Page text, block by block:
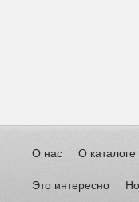
О нас О каталоге
Это интересно